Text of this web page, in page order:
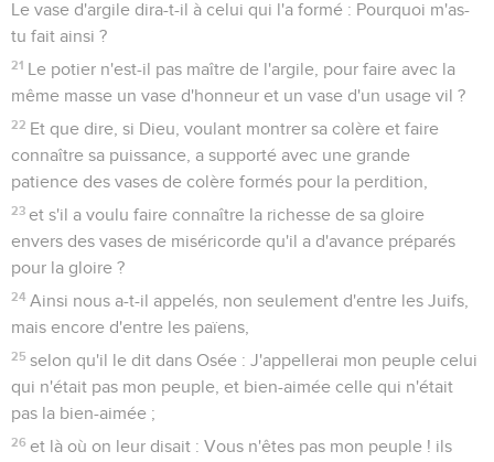
Le vase d'argile dira-t-il à celui qui l'a formé : Pourquoi m'as-
tu fait ainsi ?
21 Le potier n'est-il pas maître de l'argile, pour faire avec la
même masse un vase d'honneur et un vase d'un usage vil ?
22 Et que dire, si Dieu, voulant montrer sa colère et faire
connaître sa puissance, a supporté avec une grande
patience des vases de colère formés pour la perdition,
23 et s'il a voulu faire connaître la richesse de sa gloire
envers des vases de miséricorde qu'il a d'avance préparés
pour la gloire ?
24 Ainsi nous a-t-il appelés, non seulement d'entre les Juifs,
mais encore d'entre les païens,
25 selon qu'il le dit dans Osée : J'appellerai mon peuple celui
qui n'était pas mon peuple, et bien-aimée celle qui n'était
pas la bien-aimée ;
26 et là où on leur disait : Vous n'êtes pas mon peuple ! ils